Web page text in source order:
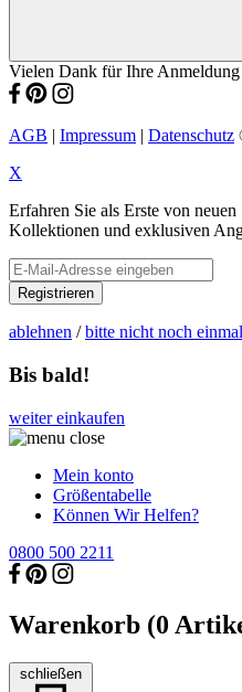
Vielen Dank für Ihre Anmeldung
AGB Impressum Datenschutz
X
Erfahren Sie als Erste von neuen
Kollektionen und exklusiven
Registrieren
ablehnen /bitte nicht noch
Bis bald!
weiter einkaufen
Mein konto
Größentabelle
Können Wir Helfen?
0800 500 2211
Warenkorb (0
schließen